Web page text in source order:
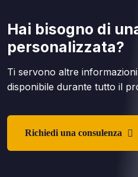
Hai bisogno di
personalizzata?
Ti servono altre
disponibile durante tutto il
Richiedi una consulenza